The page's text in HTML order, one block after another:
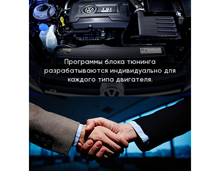
Программы блока тюнинга
разрабатываются индивидуально для
каждого типа двигателя.